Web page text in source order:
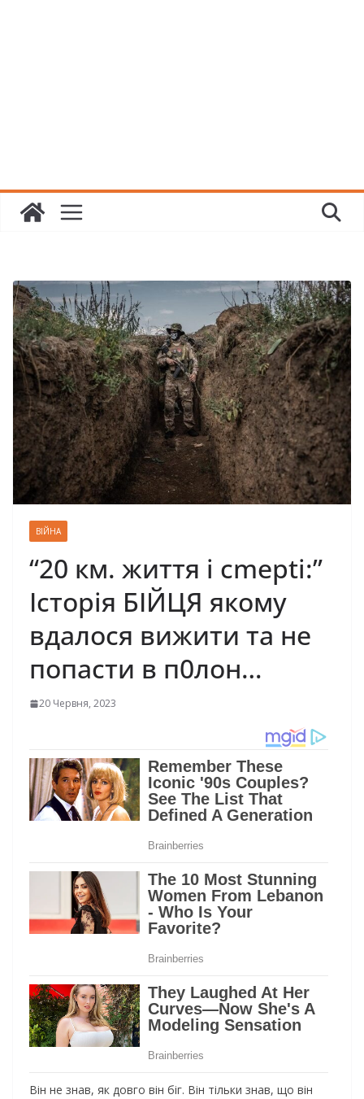
ВІЙНА
“20 км. життя і сmерtі:”
Історія БІЙЦЯ якому
вдалося вижити та не
попасти в п0лон…
20 Червня, 2023
Він не знав, як довго він біг. Він тільки знав, що він